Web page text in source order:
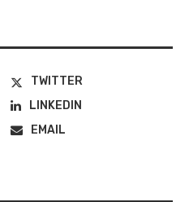
TWITTER
LINKEDIN
EMAIL